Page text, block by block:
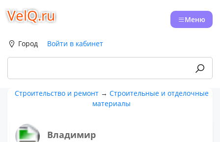
VelQ.ru Меню
Город Войти в кабинет
Строительство и ремонт→ Строительные и отделочные
материалы
Владимир